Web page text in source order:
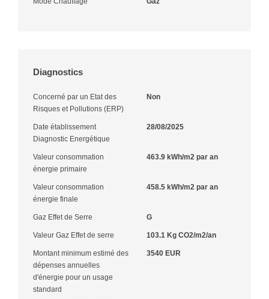
Diagnostics
Concerné par un Etat des
Risques et Pollutions (ERP)
Non
Date établissement
Diagnostic Energétique
28/08/2025
Valeur consommation
énergie primaire
463.9 kWh/m2 par an
Valeur consommation
énergie finale
458.5 kWh/m2 par an
Gaz Effet de Serre G
Valeur Gaz Effet de serre 103.1 Kg CO2/m2/an
Montant minimum estimé des
dépenses annuelles
d'énergie pour un usage
standard
3540 EUR